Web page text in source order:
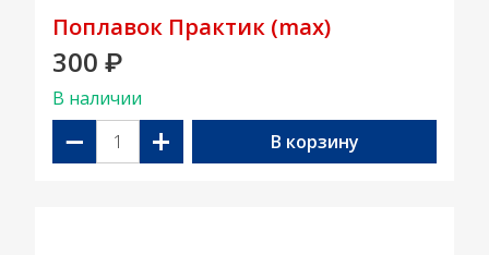
Поплавок Практик (max)
300 ₽
В наличии
− + В корзину